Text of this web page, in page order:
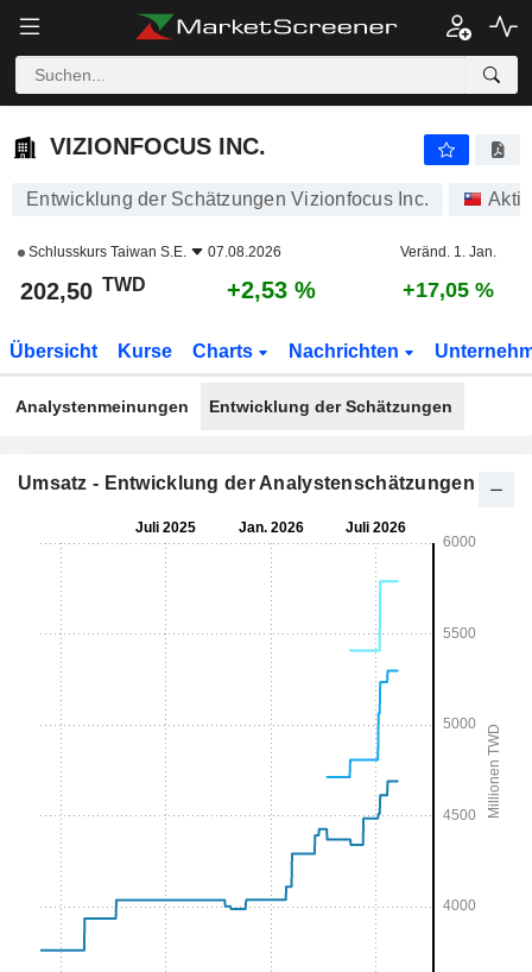
VIZIONFOCUS INC.
VIZIONFOCUS INC.
Entwicklung der Schätzungen Vizionfocus Inc.
Schlusskurs Taiwan S.E. 07.08.2026 Veränd. 1. Jan.
202,50 TWD +2,53 % +17,05 %
Übersicht Kurse Charts Nachrichten
Analystenmeinungen Entwicklung der Schätzungen
Umsatz - Entwicklung der Analystenschätzungen